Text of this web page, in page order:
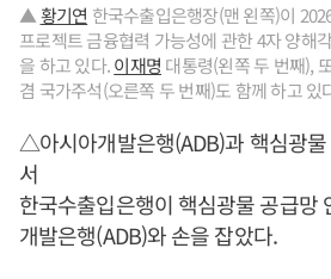
▲황기연 한국수출입은행장(맨 왼쪽)이
프로젝트 금융협력 가능성에 관한 4자 양해
을 하고 있다.이재명 대통령(왼쪽 두 번째),
겸 국가주석(오른쪽 두 번째)도 함께 하고 있
△아시아개발은행(ADB)과 핵심광
서
한국수출입은행이 핵심광물 공급망
개발은행(ADB)와 손을 잡았다.